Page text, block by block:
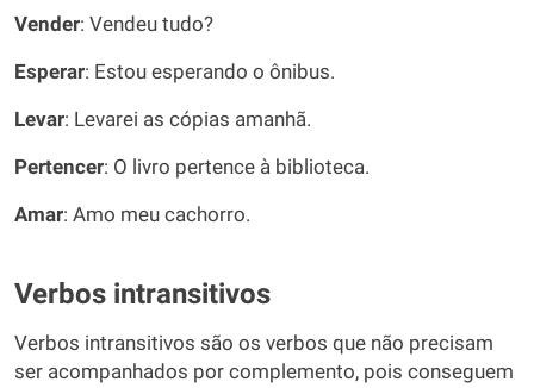
Vender: Vendeu tudo?
Esperar: Estou esperando o ônibus.
Levar: Levarei as cópias amanhã.
Pertencer: O livro pertence à biblioteca.
Amar: Amo meu cachorro.
Verbos intransitivos
Verbos intransitivos são os verbos que não precisam
ser acompanhados por complemento, pois conseguem